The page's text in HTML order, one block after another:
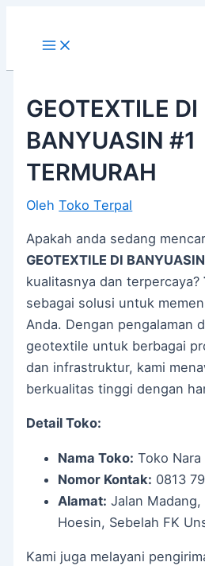
konten
GEOTEXTILE DI
BANYUASIN #1
TERMURAH
OlehToko Terpal
Apakah anda sedang
GEOTEXTILE DI BANYUASIN
kualitasnya dan terpercaya?
sebagai solusi untuk
Anda. Dengan pengalaman
geotextile untuk berbagai
dan infrastruktur, kami
berkualitas tinggi dengan
Detail Toko:
Nama Toko: Toko Nara
Nomor Kontak: 0813
Alamat: Jalan Madang,
Hoesin, Sebelah FK
Kami juga melayani